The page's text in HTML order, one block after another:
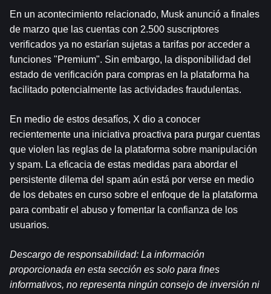
En un acontecimiento relacionado, Musk anunció a finales
de marzo que las cuentas con 2.500 suscriptores
verificados ya no estarían sujetas a tarifas por acceder a
funciones "Premium". Sin embargo, la disponibilidad del
estado de verificación para compras en la plataforma ha
facilitado potencialmente las actividades fraudulentas.
En medio de estos desafíos, X dio a conocer
recientemente una iniciativa proactiva para purgar cuentas
que violen las reglas de la plataforma sobre manipulación
y spam. La eficacia de estas medidas para abordar el
persistente dilema del spam aún está por verse en medio
de los debates en curso sobre el enfoque de la plataforma
para combatir el abuso y fomentar la confianza de los
usuarios.
Descargo de responsabilidad: La información
proporcionada en esta sección es solo para fines
informativos, no representa ningún consejo de inversión ni